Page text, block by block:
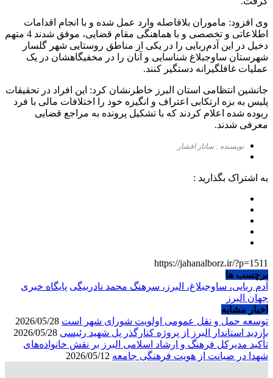
وی افزود: ماموران بلافاصله وارد عمل شده و با انجام اقدامات
اطلاعاتی و تخصصی و با هماهنگی مقام قضایی، موفق شدند 4 متهم
دخیل در این آدم‌ربایی را در یکی از مناطق روستایی شهر گلسار
شهرستان ساوجبلاغ شناسایی و آنان را در مخفیگاهشان در یک
عملیات غافلگیرانه دستگیر کنند.
جانشین انتظامی استان البرز خاطرنشان کرد: این افراد در تحقیقات
پلیس به بزه ارتکابی اعتراف و انگیزه خود را اختلافات مالی با فرد
ربوده شده اعلام کردند که با تشکیل پرونده به مراجع قضایی
معرفی شدند.
نویسنده : ساناز افشار
به اشتراک بگذارید :
https://jahanalborz.ir/?p=1511
برچسب ها
آدم ربایی، ساوجبلاغ، البرز، سرهنگ محمد نادربیگی پایگاه خبری
جهان البرز
اخبار مشابه
توسعه حمل و نقل عمومی اولویت شورای شهر است
بازدید استاندار البرز از پروژه کنارگذر پل شهید رئیسی
تأکید مدیرکل فرهنگ و ارشاد اسلامی البرز بر نقش خانواده‌های
شهدا در صیانت از هویت فرهنگی جامعه